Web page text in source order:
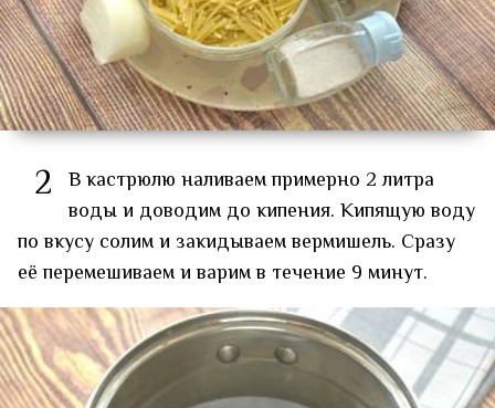
2 В кастрюлю наливаем примерно 2 литра
воды и доводим до кипения. Кипящую воду
по вкусу солим и закидываем вермишель. Сразу
её перемешиваем и варим в течение 9 минут.